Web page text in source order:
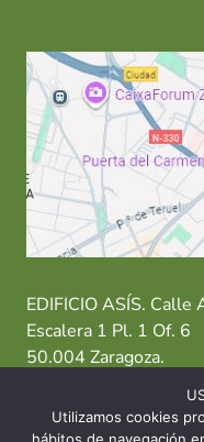
EDIFICIO ASÍS. Calle
Escalera 1 Pl. 1 Of. 6
50.004 Zaragoza.
T: 976 484 949
Utilizamos cookies